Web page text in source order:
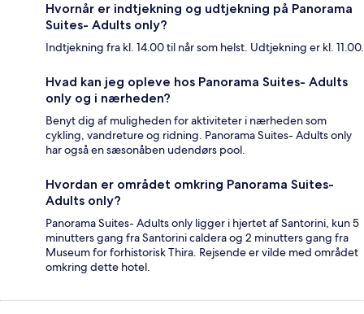
Hvornår er indtjekning og udtjekning på Panorama
Suites- Adults only?
Indtjekning fra kl. 14.00 til når som helst. Udtjekning er kl. 11.00.
Hvad kan jeg opleve hos Panorama Suites- Adults
only og i nærheden?
Benyt dig af muligheden for aktiviteter i nærheden som
cykling, vandreture og ridning. Panorama Suites- Adults only
har også en sæsonåben udendørs pool.
Hvordan er området omkring Panorama Suites-
Adults only?
Panorama Suites- Adults only ligger i hjertet af Santorini, kun 5
minutters gang fra Santorini caldera og 2 minutters gang fra
Museum for forhistorisk Thira. Rejsende er vilde med området
omkring dette hotel.